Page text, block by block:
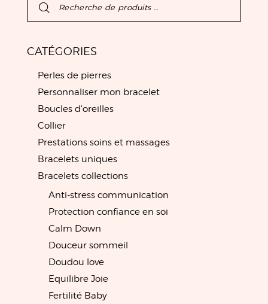
CATÉGORIES
Perles de pierres
Personnaliser mon bracelet
Boucles d'oreilles
Collier
Prestations soins et massages
Bracelets uniques
Bracelets collections
Anti-stress communication
Protection confiance en soi
Calm Down
Douceur sommeil
Doudou love
Equilibre Joie
Fertilité Baby